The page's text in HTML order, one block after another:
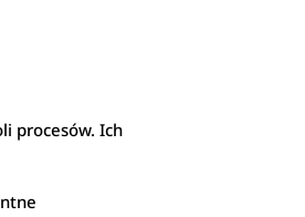
procesów. Ich